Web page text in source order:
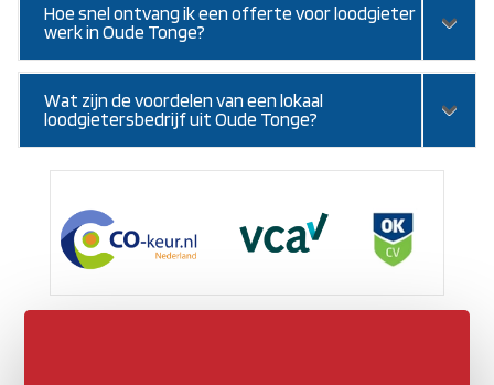
Hoe snel ontvang ik een offerte voor loodgieter
werk in Oude Tonge?
Wat zijn de voordelen van een lokaal
loodgietersbedrijf uit Oude Tonge?